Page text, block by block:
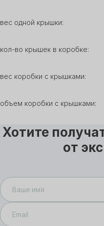
вес одной крышки:
кол-во крышек в коробке:
вес коробки с крышками:
объем коробки с
Хотите
от